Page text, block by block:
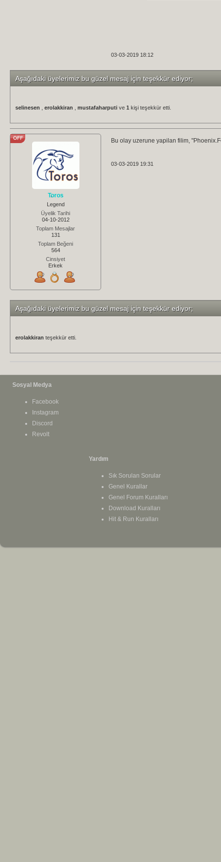
03-03-2019 18:12
Aşağıdaki üyelerimiz bu güzel mesaj için teşekkür ediyor;
selinesen erolakkiran mustafaharputi ve 1 kişi teşekkür etti.
Toros
Legend
Üyelik Tarihi
04-10-2012
Toplam Mesajlar
131
Toplam Beğeni
564
Cinsiyet
Erkek
Bu olay uzerune yapilan filim,
03-03-2019 19:31
Aşağıdaki üyelerimiz bu güzel mesaj için teşekkür ediyor;
erolakkiran teşekkür etti.
Sosyal Medya
Facebook
Instagram
Discord
Revolt
Yardım
Sık Sorulan Sorular
Genel Kurallar
Genel Forum Kuralları
Download Kuralları
Hit & Run Kuralları